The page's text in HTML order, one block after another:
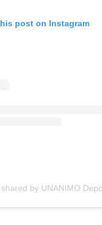
post on Instagram